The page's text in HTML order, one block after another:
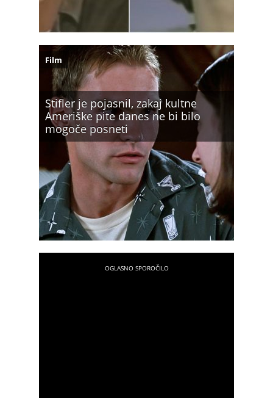
Stifler je pojasnil, zakaj kultne
Ameriške pite danes ne bi bilo
mogoče posneti
Film